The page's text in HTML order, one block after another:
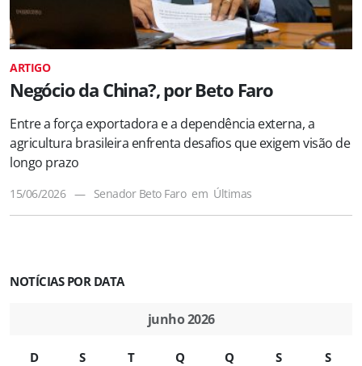
ARTIGO
Negócio da China?, por Beto Faro
Entre a força exportadora e a dependência externa, a
agricultura brasileira enfrenta desafios que exigem visão de
longo prazo
15/06/2026 — Senador Beto Faro em Últimas
NOTÍCIAS POR DATA
junho 2026
D S T Q Q S S